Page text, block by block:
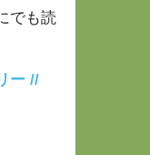
でも読
ー //